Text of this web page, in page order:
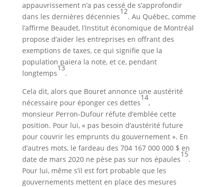
appauvrissement n’a pas cessé de s’approfondir
dans les dernières décennies
12
. Au Québec, comme
l’affirme Beaudet, l’Institut économique de Montréal
propose d’aider les entreprises en offrant des
exemptions de taxes, ce qui signifie que la
population paiera la note, et ce, pendant
longtemps
13
.
Cela dit, alors que Bouret annonce une austérité
nécessaire pour éponger ces dettes
14
,
monsieur Perron-Dufour réfute d’emblée cette
position. Pour lui, « pas besoin d’austérité future
pour couvrir les emprunts du gouvernement ». En
d’autres mots, le fardeau des 704 167 000 000 $ en
date de mars 2020 ne pèse pas sur nos épaules
15
.
Pour lui, même s’il est fort probable que les
gouvernements mettent en place des mesures